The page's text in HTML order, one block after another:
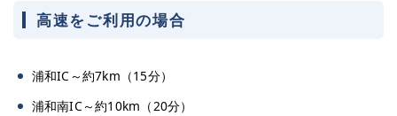
高速をご利用の場合
浦和IC～約7km（15分）
浦和南IC～約10km（20分）